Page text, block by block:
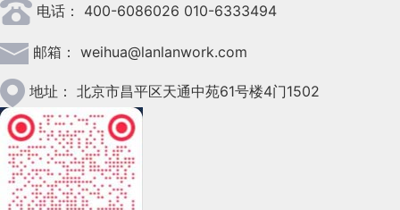
2023年3月(37)
2023年2月(90)
2023年1月(78)
2022年12月(45)
2022年11月(69)
2022年10月(51)
电话： 400-6086026 010-6333494
邮箱： weihua@lanlanwork.com
地址： 北京市昌平区天通中苑61号楼4门1502